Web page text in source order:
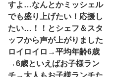
すよ…なんとかミッシェル
でも盛り上げたい！応援し
たい…！！とシェフ＆スタ
ッフから声が上がりました
ロイロイロ→平均年齢6歳
→6歳といえばお子様ラン
チ→大人もお子様ランチた